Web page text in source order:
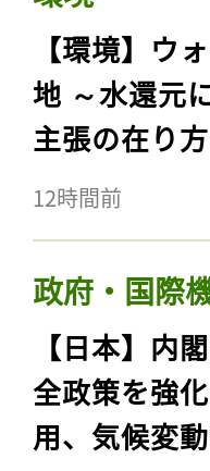
【環境】ウ
地 ～水還元
主張の在り
12時間前
政府・国際
【日本】内
全政策を強
用、気候変